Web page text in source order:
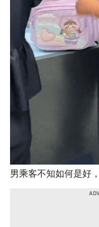
男乘客不知如何是好